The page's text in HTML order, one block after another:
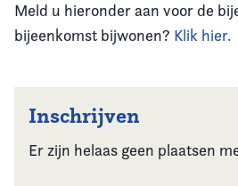
Meld u hieronder aan voor de
bijeenkomst bijwonen? Klik hier.
Inschrijven
Er zijn helaas geen plaatsen